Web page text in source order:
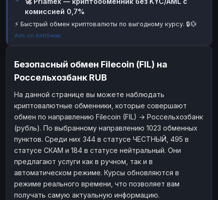
Наличные
Наличные USD Наличные USD
комиссией 0,7%
⚡ Быстрый обмен криптовалюты по выгодному курсу. 🔒💱
Ads on AntiSwap
Безопасный обмен Filecoin (FIL) на
Россельхозбанк RUB
На данной странице вы можете наблюдать
криптовалютные обменники, которые совершают
обмен по направлению Filecoin (FIL) → Россельхозбанк
(рубль). По выбранному направлению 1023 обменных
пунктов. Среди них 344 в статусе ЧЕСТНЫЙ, 495 в
статусе СКАМ и 184 в статусе нейтральный. Они
предлагают услуги как в ручном, так и в
автоматическом режиме. Курсы обновляются в
режиме реального времени, что позволяет вам
получать самую актуальную информацию.